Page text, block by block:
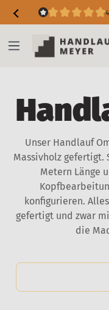
Unser Handlauf
Massivholz gefertigt.
Metern Länge
konfigurieren.
gefertigt und zwar
die